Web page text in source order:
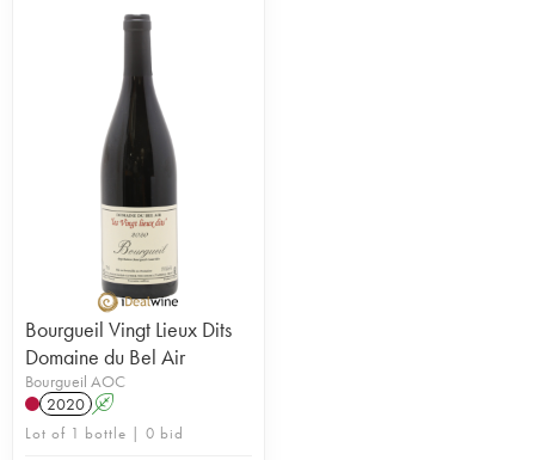
Bourgueil Vingt Lieux Dits
Domaine du Bel Air
Bourgueil AOC
2020 A
Lot of 1 bottle | 0 bid